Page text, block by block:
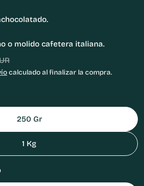
o molido cafetera italiana.
calculado al finalizar la compra.
250 Gr
1 Kg